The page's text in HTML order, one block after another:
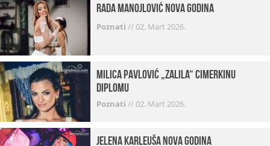
Rada Manojlović Nova godina
Poznati //02. Mart 2026.
Milica Pavlović „zalila“ cimerkinu
diplomu
Poznati //02. Mart 2026.
Jelena Karleuša Nova godina